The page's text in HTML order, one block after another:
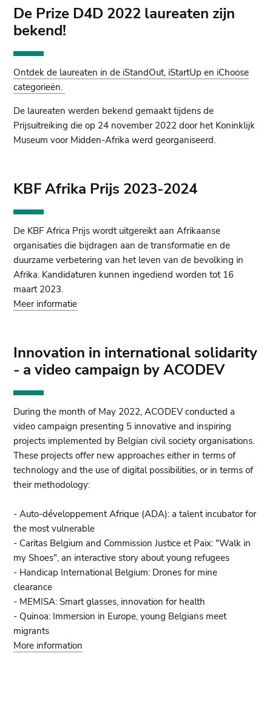
De Prize D4D 2022 laureaten zijn
bekend!
Ontdek de laureaten in de iStandOut, iStartUp en iChoose
categorieën.
De laureaten werden bekend gemaakt tijdens de
Prijsuitreiking die op 24 november 2022 door het Koninklijk
Museum voor Midden-Afrika werd georganiseerd.
KBF Afrika Prijs 2023-2024
De KBF Africa Prijs wordt uitgereikt aan Afrikaanse
organisaties die bijdragen aan de transformatie en de
duurzame verbetering van het leven van de bevolking in
Afrika. Kandidaturen kunnen ingediend worden tot 16
maart 2023.
Meer informatie
Innovation in international solidarity
- a video campaign by ACODEV
During the month of May 2022, ACODEV conducted a
video campaign presenting 5 innovative and inspiring
projects implemented by Belgian civil society organisations.
These projects offer new approaches either in terms of
technology and the use of digital possibilities, or in terms of
their methodology:
- Auto-développement Afrique (ADA): a talent incubator for
the most vulnerable
- Caritas Belgium and Commission Justice et Paix: "Walk in
my Shoes", an interactive story about young refugees
- Handicap International Belgium: Drones for mine
clearance
- MEMISA: Smart glasses, innovation for health
- Quinoa: Immersion in Europe, young Belgians meet
migrants
More information